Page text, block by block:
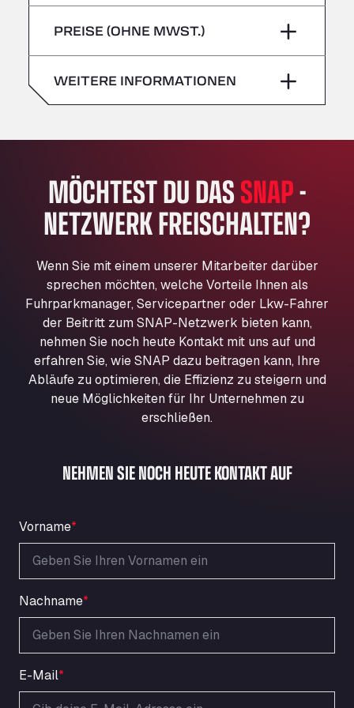
All 4 Trucks
Klaverbladstaat 21, 3560
American Truck Wash
Av. des Etats-Unis 90, 6041
Aut. A4 Salida 288 Pol. Ind. del Guadiel, 23210
AP7 Salida 2, C/ Bassegoda, 4, 17700
Andamur Pamplona
A-15 Salida Imarcoain, 31119
Aut A1 Exit 385, 01207
Anglia Motel
Washway Road, PE12 8LT
Anpol Sp. z o.o.
Ul. Torunska 147, 85884
Aqua Ariva GmbH
Marie-Curie-Straße 24, 68219
Aral Autohof Bockel
Oppelner Str. 1, 31167
ARAL Autohof Preis
Schellweilerstraße 1, 66871
ARAL Tankstelle - XXL Truckwash.de
GmbH
Ardleigh South Services
a120 westbound, CO77SL
Area 47 Hermanos Rico
Autovia A4 km 47, 28300
Sonntag –
Samstag –
Sonntag –
PREISE (OHNE MWST.)
WEITERE INFORMATIONEN
MÖCHTEST DU DASSNAP-
NETZWERK FREISCHALTEN?
Wenn Sie mit einem unserer Mitarbeiter darüber
sprechen möchten, welche Vorteile Ihnen als
Fuhrparkmanager, Servicepartner oder Lkw-Fahrer
der Beitritt zum SNAP-Netzwerk bieten kann,
nehmen Sie noch heute Kontakt mit uns auf und
erfahren Sie, wie SNAP dazu beitragen kann, Ihre
Abläufe zu optimieren, die Effizienz zu steigern und
neue Möglichkeiten für Ihr Unternehmen zu
erschließen.
NEHMEN SIE NOCH HEUTE KONTAKT AUF
Vorname*
Nachname*
E-Mail*